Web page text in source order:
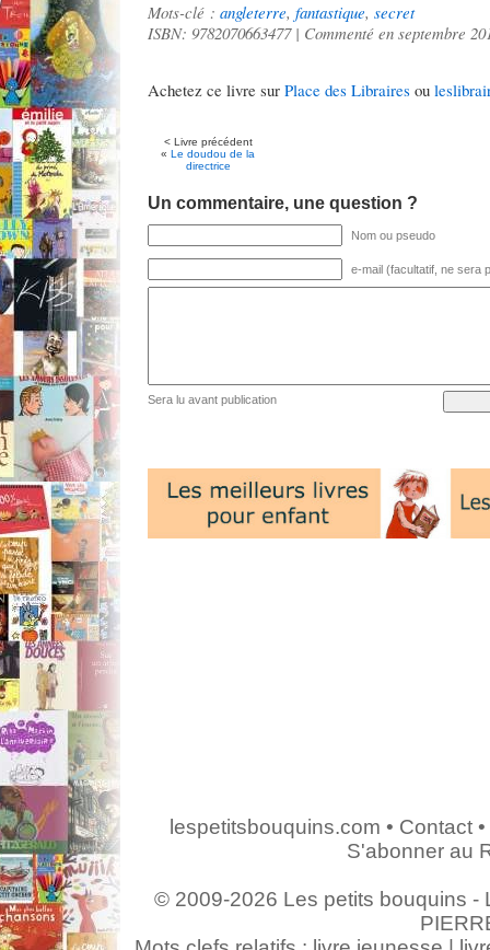
Mots-clé : angleterre, fantastique, secret
ISBN: 9782070663477 | Commenté en septembre
Achetez ce livre sur Place des Libraires ou
< Livre précédent
« Le doudou de la
directrice
Un commentaire, une question ?
Nom ou pseudo
e-mail (facultatif, ne sera
Sera lu avant publication
lespetitsbouquins.com • Contact•
S'abonner au
© 2009-2026 Les petits bouquins -